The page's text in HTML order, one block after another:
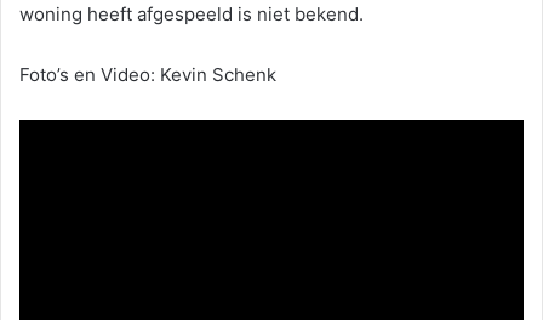
woning heeft afgespeeld is niet bekend.
Foto’s en Video: Kevin Schenk